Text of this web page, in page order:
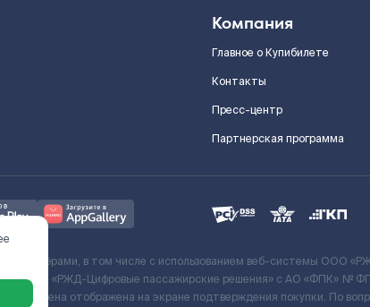
Компания
Главное о Купибилете
Контакты
Пресс-центр
Партнерская программа
партнёрами, в том числе с использованием веб-системы ООО
ООО «РЖД-Цифровые пассажирские решения» c АО «ФПК» №
цена отображена на экране подтверждения покупки. По